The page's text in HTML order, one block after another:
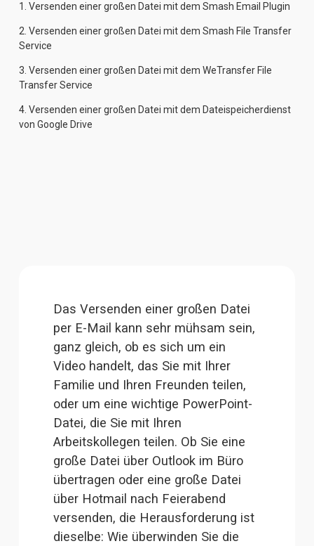
1. Versenden einer großen Datei mit dem Smash Email Plugin
2. Versenden einer großen Datei mit dem Smash File Transfer
Service
3. Versenden einer großen Datei mit dem WeTransfer File
Transfer Service
4. Versenden einer großen Datei mit dem Dateispeicherdienst
von Google Drive
Das Versenden einer großen Datei
per E-Mail kann sehr mühsam sein,
ganz gleich, ob es sich um ein
Video handelt, das Sie mit Ihrer
Familie und Ihren Freunden teilen,
oder um eine wichtige PowerPoint-
Datei, die Sie mit Ihren
Arbeitskollegen teilen. Ob Sie eine
große Datei über Outlook
übertragen oder eine große Datei
über Hotmail nach Feierabend
versenden, die Herausforderung ist
dieselbe: Wie überwinden Sie die